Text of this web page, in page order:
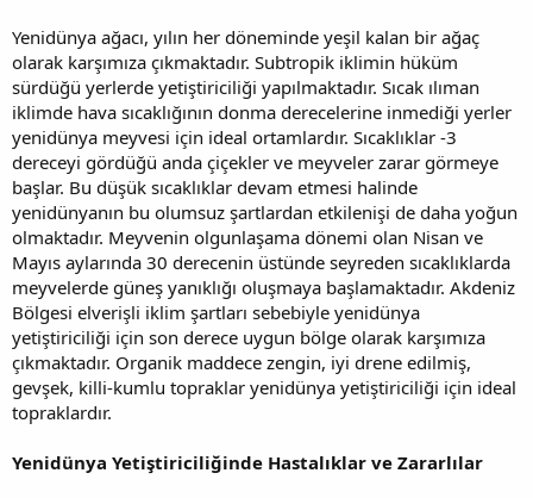
Yenidünya ağacı, yılın her döneminde yeşil kalan bir ağaç
olarak karşımıza çıkmaktadır. Subtropik iklimin hüküm
sürdüğü yerlerde yetiştiriciliği yapılmaktadır. Sıcak ılıman
iklimde hava sıcaklığının donma derecelerine inmediği yerler
yenidünya meyvesi için ideal ortamlardır. Sıcaklıklar -3
dereceyi gördüğü anda çiçekler ve meyveler zarar görmeye
başlar. Bu düşük sıcaklıklar devam etmesi halinde
yenidünyanın bu olumsuz şartlardan etkilenişi de daha yoğun
olmaktadır. Meyvenin olgunlaşama dönemi olan Nisan ve
Mayıs aylarında 30 derecenin üstünde seyreden sıcaklıklarda
meyvelerde güneş yanıklığı oluşmaya başlamaktadır. Akdeniz
Bölgesi elverişli iklim şartları sebebiyle yenidünya
yetiştiriciliği için son derece uygun bölge olarak karşımıza
çıkmaktadır. Organik maddece zengin, iyi drene edilmiş,
gevşek, killi-kumlu topraklar yenidünya yetiştiriciliği için ideal
topraklardır.
Yenidünya Yetiştiriciliğinde Hastalıklar ve Zararlılar